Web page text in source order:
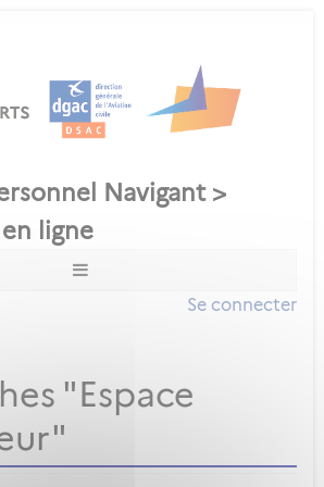
Se connecter
"Espace